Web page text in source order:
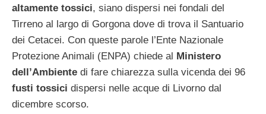
altamente tossici, siano dispersi nei fondali del
Tirreno al largo di Gorgona dove di trova il Santuario
dei Cetacei. Con queste parole l’Ente Nazionale
Protezione Animali (ENPA) chiede al Ministero
dell’Ambiente di fare chiarezza sulla vicenda dei 96
fusti tossici dispersi nelle acque di Livorno dal
dicembre scorso.